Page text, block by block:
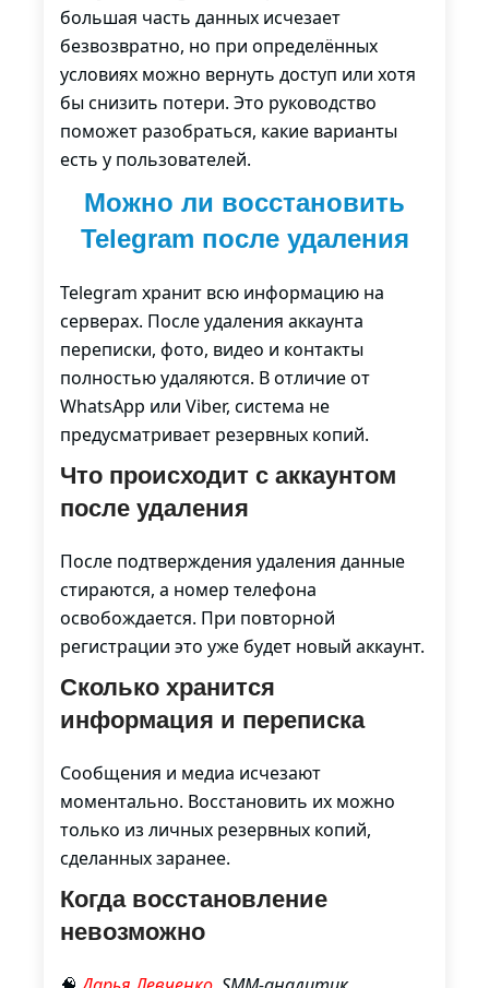
большая часть данных исчезает
безвозвратно, но при определённых
условиях можно вернуть доступ или хотя
бы снизить потери. Это руководство
поможет разобраться, какие варианты
есть у пользователей.
Можно ли восстановить
Telegram после удаления
Telegram хранит всю информацию на
серверах. После удаления аккаунта
переписки, фото, видео и контакты
полностью удаляются. В отличие от
WhatsApp или Viber, система не
предусматривает резервных копий.
Что происходит с аккаунтом
после удаления
После подтверждения удаления данные
стираются, а номер телефона
освобождается. При повторной
регистрации это уже будет новый аккаунт.
Сколько хранится
информация и переписка
Сообщения и медиа исчезают
моментально. Восстановить их можно
только из личных резервных копий,
сделанных заранее.
Когда восстановление
невозможно